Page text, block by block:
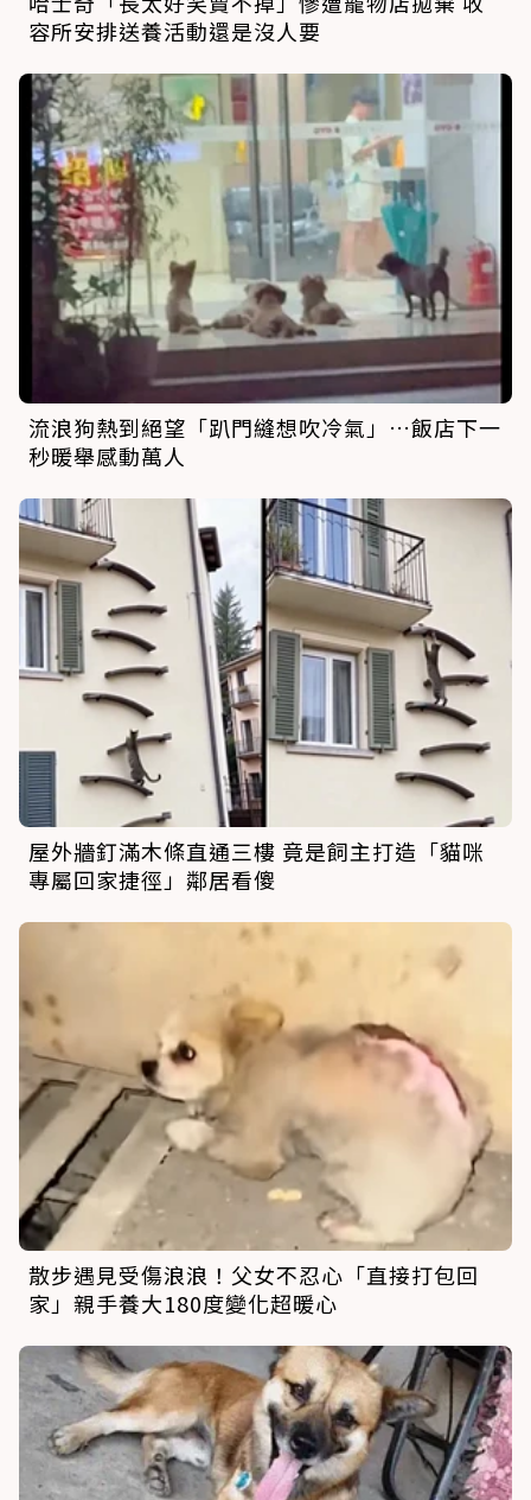
容所安排送養活動還是沒人要
流浪狗熱到絕望「趴門縫想吹冷氣」…飯店下一
秒暖舉感動萬人
屋外牆釘滿木條直通三樓 竟是飼主打造「貓咪
專屬回家捷徑」鄰居看傻
散步遇見受傷浪浪！父女不忍心「直接打包回
家」親手養大180度變化超暖心